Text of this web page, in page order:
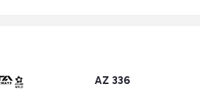
AZ 336